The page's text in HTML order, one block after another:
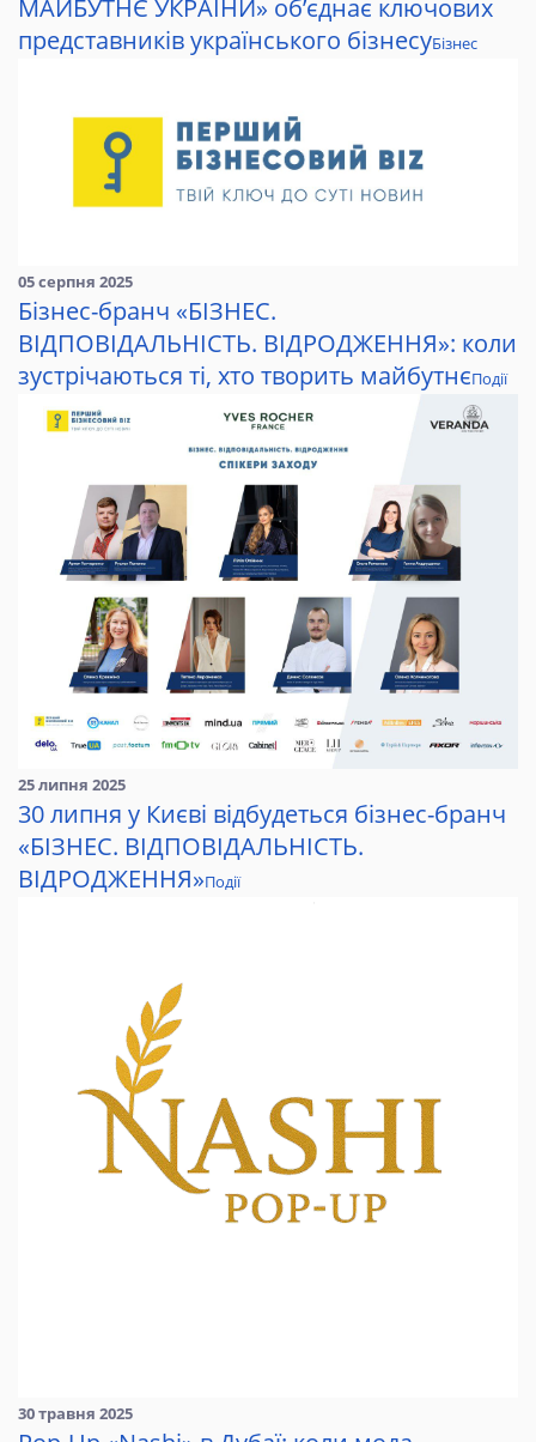
МАЙБУТНЄ УКРАЇНИ» об’єднає ключових
представників українського бізнесуБізнес
05 серпня 2025
Бізнес-бранч «БІЗНЕС.
ВІДПОВІДАЛЬНІСТЬ. ВІДРОДЖЕННЯ»: коли
зустрічаються ті, хто творить майбутнєПодії
25 липня 2025
30 липня у Києві відбудеться бізнес-бранч
«БІЗНЕС. ВІДПОВІДАЛЬНІСТЬ.
ВІДРОДЖЕННЯ»Події
30 травня 2025